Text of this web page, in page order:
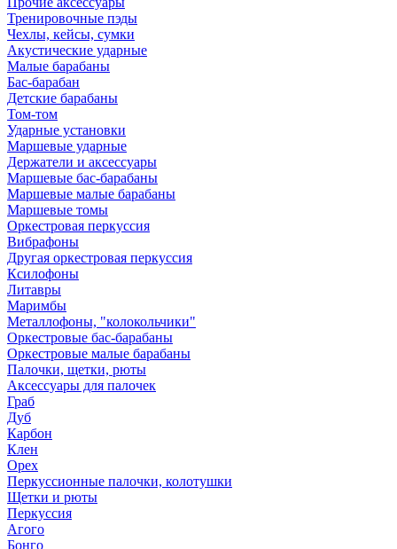
Тренировочные пэды
Чехлы, кейсы, сумки
Акустические ударные
Mалые барабаны
Бас-барабан
Детские барабаны
Том-том
Ударные установки
Маршевые ударные
Держатели и аксессуары
Маршевые бас-барабаны
Маршевые малые барабаны
Маршевые томы
Оркестровая перкуссия
Вибрафоны
Другая оркестровая перкуссия
Ксилофоны
Литавры
Маримбы
Металлофоны, "колокольчики"
Оркестровые бас-барабаны
Оркестровые малые барабаны
Палочки, щетки, рюты
Аксессуары для палочек
Граб
Дуб
Карбон
Клен
Орех
Перкуссионные палочки, колотушки
Щетки и рюты
Перкуссия
Агого
Бонго